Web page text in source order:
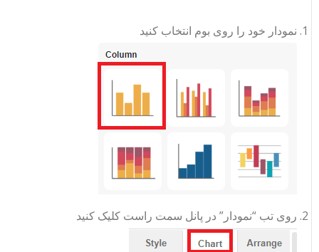
نمودار خود را روی بوم انتخاب کنید
روی تب “نمودار” در پانل سمت راست کلیک کنید